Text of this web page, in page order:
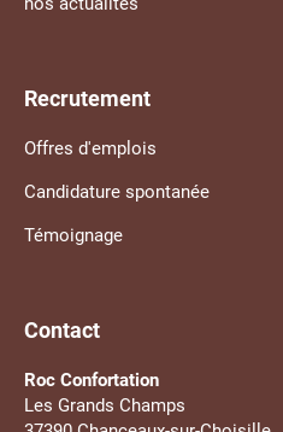
Recrutement
Offres d'emplois
Candidature spontanée
Témoignage
Contact
Roc Confortation
Les Grands Champs